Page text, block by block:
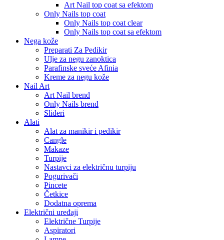
Art Nail top coat sa efektom
Only Nails top coat
Only Nails top coat clear
Only Nails top coat sa efektom
Nega kože
Preparati Za Pedikir
Ulje za negu zanoktica
Parafinske sveće Afinia
Kreme za negu kože
Nail Art
Art Nail brend
Only Nails brend
Slideri
Alati
Alat za manikir i pedikir
Cangle
Makaze
Turpije
Nastavci za električnu turpiju
Pogurivači
Pincete
Četkice
Dodatna oprema
Električni uređaji
Električne Turpije
Aspiratori